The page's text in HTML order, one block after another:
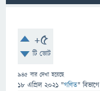
+5
টি ভোট
945 বার দেখা হয়েছে
18 এপ্রিল 2021 "গণিত" বিভাগে